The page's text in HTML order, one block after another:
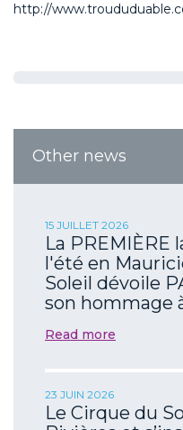
http://
Other news
15 JUILLET 2026
La PREMIÈRE
l'été en
Soleil dévoile
son hommage
Read more
23 JUIN 2026
Le Cirque du